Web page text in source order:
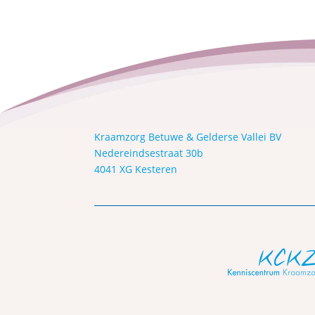
Kraamzorg Betuwe & Gelderse Vallei BV
Nedereindsestraat 30b
4041 XG Kesteren